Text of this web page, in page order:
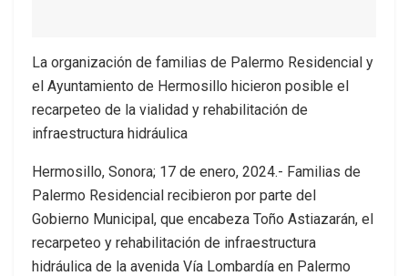
La organización de familias de Palermo Residencial y
el Ayuntamiento de Hermosillo hicieron posible el
recarpeteo de la vialidad y rehabilitación de
infraestructura hidráulica
Hermosillo, Sonora; 17 de enero, 2024.- Familias de
Palermo Residencial recibieron por parte del
Gobierno Municipal, que encabeza Toño Astiazarán, el
recarpeteo y rehabilitación de infraestructura
hidráulica de la avenida Vía Lombardía en Palermo